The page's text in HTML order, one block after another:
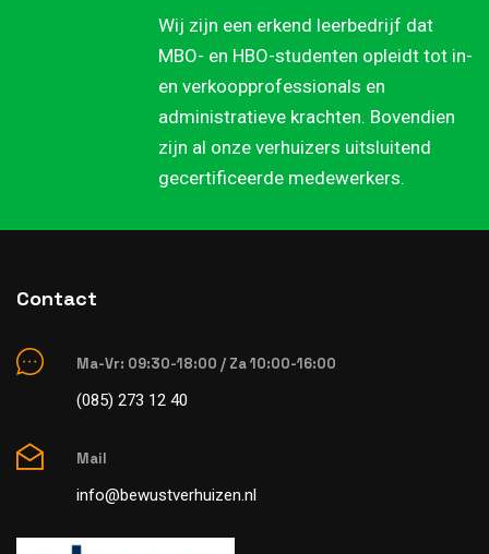
Wij zijn een erkend leerbedrijf dat
MBO- en HBO-studenten opleidt tot in-
en verkoopprofessionals en
administratieve krachten. Bovendien
zijn al onze verhuizers uitsluitend
gecertificeerde medewerkers.
Contact
Ma-Vr: 09:30-18:00 / Za 10:00-16:00
(085) 273 12 40
Mail
info@bewustverhuizen.nl